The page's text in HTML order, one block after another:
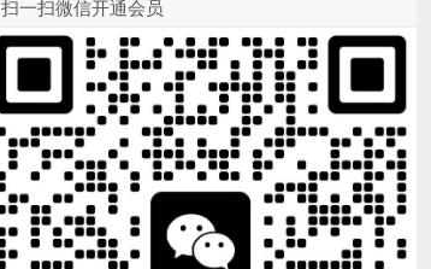
扫一扫微信开通会员